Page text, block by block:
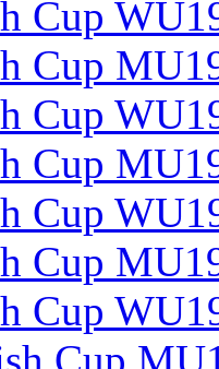
Cup
Cup
Cup
Cup
Cup
Cup
Cup
Cup